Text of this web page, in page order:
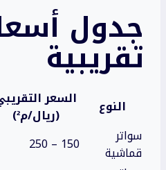
جدول
تقريبية
النوع
السعر
(ريال/م²)
سواتر
قماشية
150 – 250